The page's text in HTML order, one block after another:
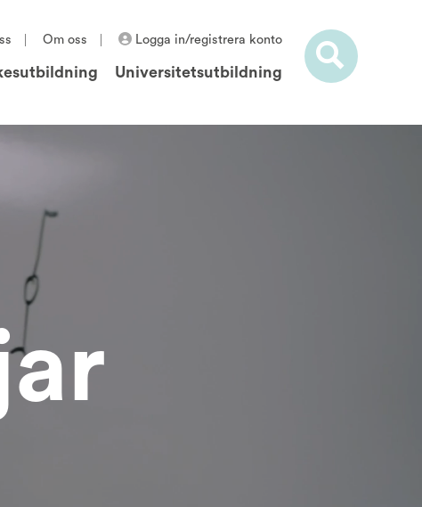
Om oss Logga in/registrera konto
Universitetsutbildning